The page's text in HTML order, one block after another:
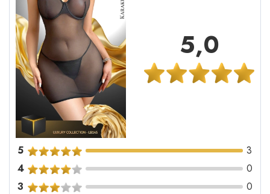
5,0
5
3
4
0
3
0